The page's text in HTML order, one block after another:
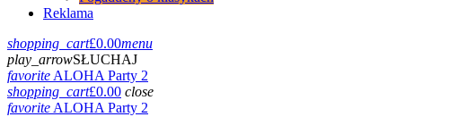
Reklama
shopping_cart£0.00menu
play_arrowSŁUCHAJ
favoriteALOHA Party 2
shopping_cart£0.00 close
favoriteALOHA Party 2